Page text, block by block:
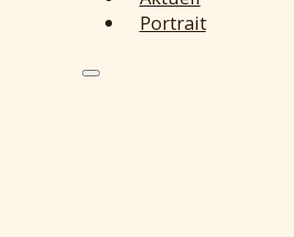
Portrait